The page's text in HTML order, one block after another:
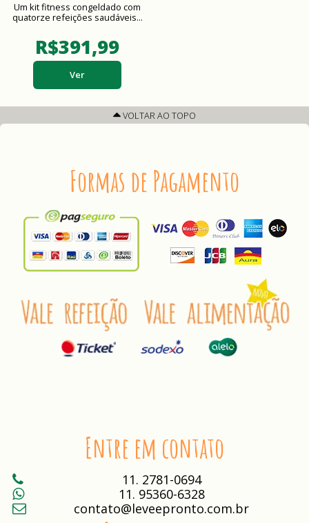
Um kit fitness congeldado com
quatorze refeições saudáveis...
R$391,99
Ver
VOLTAR AO TOPO
Formas de Pagamento
Entre em contato
11. 2781-0694
11. 95360-6328
contato@leveepronto.com.br